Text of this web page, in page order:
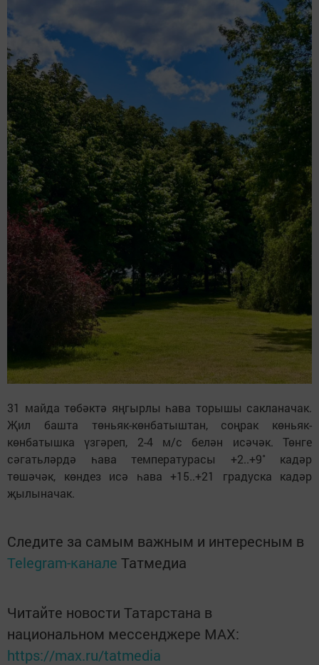
31 майда төбәктә яңгырлы һава торышы сакланачак.
Җил башта төньяк-көнбатыштан, соңрак көньяк-
көнбатышка үзгәреп, 2-4 м/с белән исәчәк. Төнге
сәгатьләрдә һава температурасы +2..+9˚ кадәр
төшәчәк, көндез исә һава +15..+21 градуска кадәр
җылыначак.
Следите за самым важным и интересным в
Telegram-канале Татмедиа
Читайте новости Татарстана в
национальном мессенджере MАХ:
https://max.ru/tatmedia